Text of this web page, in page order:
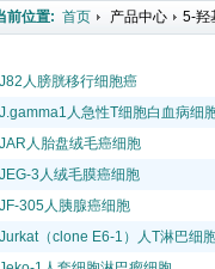
前位置: 首页 产品中心 5-羟
J82人膀胱移行细胞癌
J.gamma1人急性T细胞白血病细
JAR人胎盘绒毛癌细胞
JEG-3人绒毛膜癌细胞
JF-305人胰腺癌细胞
Jurkat（clone E6-1）人T淋巴细